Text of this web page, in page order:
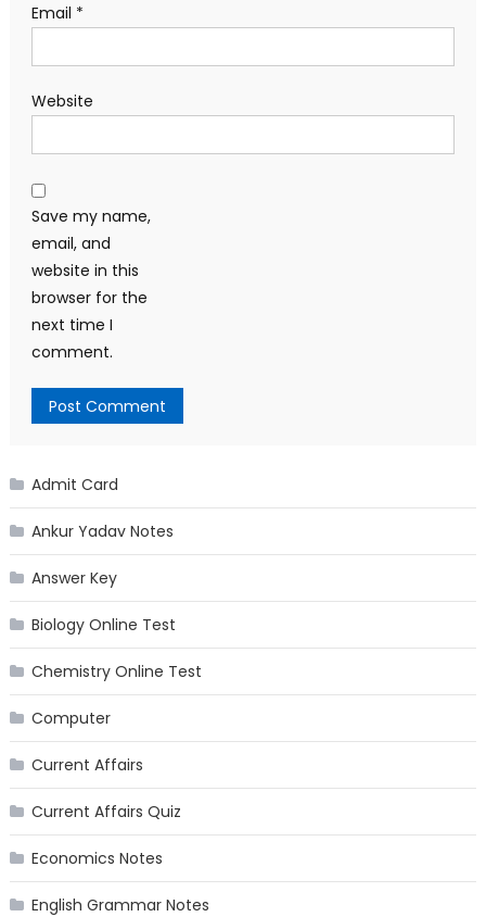
Email *
Website
Save my name,
email, and
website in this
browser for the
next time I
comment.
Admit Card
Ankur Yadav Notes
Answer Key
Biology Online Test
Chemistry Online Test
Computer
Current Affairs
Current Affairs Quiz
Economics Notes
English Grammar Notes